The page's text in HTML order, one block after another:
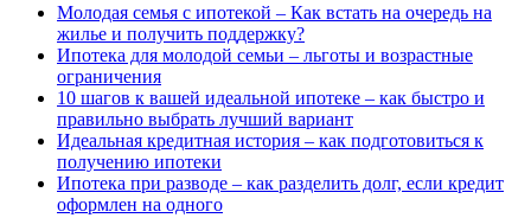
Молодая семья с ипотекой – Как встать на очередь на
жилье и получить поддержку?
Ипотека для молодой семьи – льготы и возрастные
ограничения
10 шагов к вашей идеальной ипотеке – как быстро и
правильно выбрать лучший вариант
Идеальная кредитная история – как подготовиться к
получению ипотеки
Ипотека при разводе – как разделить долг, если кредит
оформлен на одного